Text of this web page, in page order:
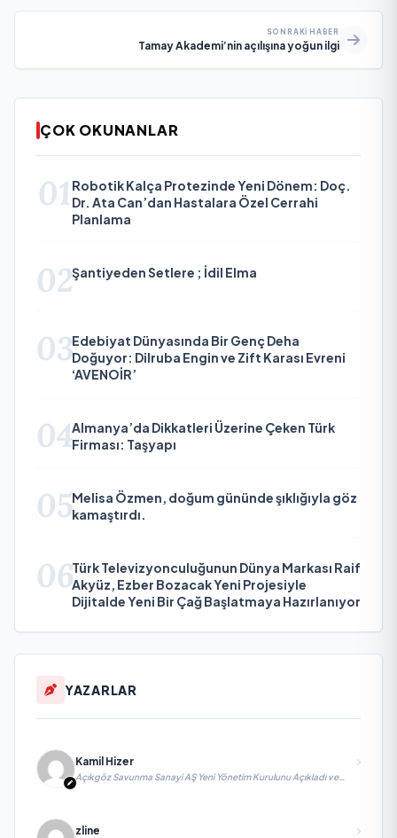
SONRAKI HABER
Tamay Akademi’nin açılışına yoğun ilgi
ÇOK OKUNANLAR
01 Robotik Kalça Protezinde Yeni Dönem: Doç.
Dr. Ata Can’dan Hastalara Özel Cerrahi
Planlama
02Şantiyeden Setlere ; İdil Elma
03Edebiyat Dünyasında Bir Genç Deha
Doğuyor: Dilruba Engin ve Zift Karası Evreni
‘AVENOİR’
04Almanya’da Dikkatleri Üzerine Çeken Türk
Firması: Taşyapı
05Melisa Özmen, doğum gününde şıklığıyla göz
kamaştırdı.
06Türk Televizyonculuğunun Dünya Markası Raif
Akyüz, Ezber Bozacak Yeni Projesiyle
Dijitalde Yeni Bir Çağ Başlatmaya Hazırlanıyor
YAZARLAR
Kamil Hizer
Açıkgöz Savunma Sanayi AŞ Yeni Yönetim Kurulunu Açıkladı ve
zline